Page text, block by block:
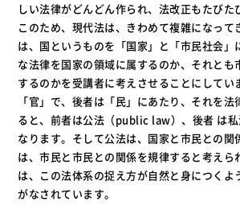
しい法律がどんどん作られ、法改正もたびた
このため、現代法は、きわめて複雑になって
は、国というものを「国家」と「市民社会」
な法律を国家の領域に属するのか、それとも
するのかを受講者に考えさせることにしてい
「官」で、後者は「民」にあたり、それを
ると、前者は公法（public law）、後者 は
なります。そして公法は、国家と市民との関
は、市民と市民との関係を規律すると考えら
は、この法体系の捉え方が自然と身につくよ
がなされています。